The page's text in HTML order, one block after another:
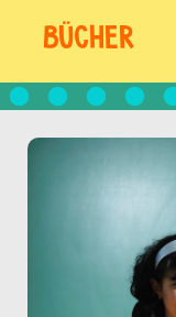
BÜCHER